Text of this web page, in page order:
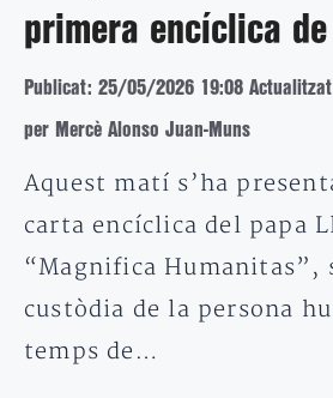
primera encíclica de
Publicat: 25/05/2026 19:08
per Mercè Alonso Juan-Muns
Aquest matí s’ha
carta encíclica del papa
“Magnifica Humanitas”,
custòdia de la persona
temps de…